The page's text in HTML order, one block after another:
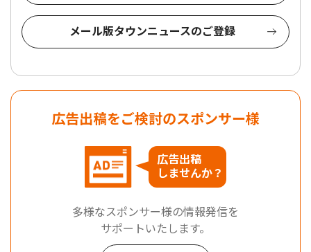
メール版タウンニュースのご登録
広告出稿をご検討のスポンサー様
広告出稿
しませんか？
多様なスポンサー様の情報発信を
サポートいたします。